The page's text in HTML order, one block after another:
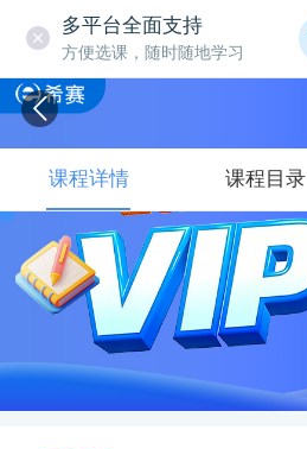
多平台全面支持
方便选课，随时随地学习
课程详情 课程目录